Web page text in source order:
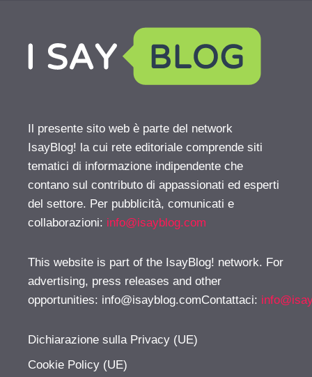
Il presente sito web è parte del network
IsayBlog! la cui rete editoriale comprende siti
tematici di informazione indipendente che
contano sul contributo di appassionati ed esperti
del settore. Per pubblicità, comunicati e
collaborazioni: info@isayblog.com
This website is part of the IsayBlog! network. For
advertising, press releases and other
opportunities: info@isayblog.comContattaci:
Dichiarazione sulla Privacy (UE)
Cookie Policy (UE)